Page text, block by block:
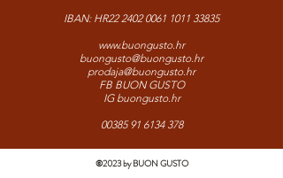
IBAN: HR222402 0061 1011 33835
www.buongusto.hr
buongusto@buongusto.hr
prodaja@buongusto.hr
FB BUON GUSTO
IG buongusto.hr
00385 91 6134 378
©2023 by BUON GUSTO